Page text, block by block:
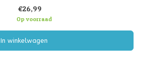
water… Let op:
€26,99
Op voorraad
In winkelwagen